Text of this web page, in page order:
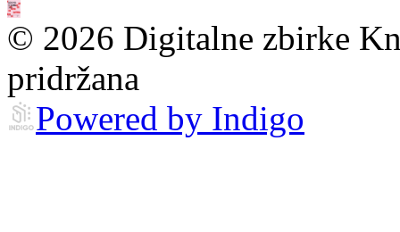
© 2026 Digitalne zbirke
pridržana
Powered by Indigo